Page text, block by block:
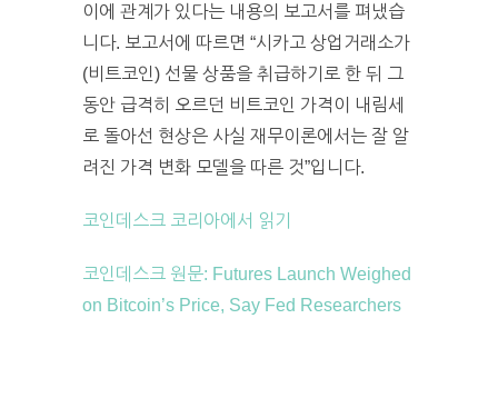
이에 관계가 있다는 내용의 보고서를 펴냈습
니다. 보고서에 따르면 “시카고 상업거래소가
(비트코인) 선물 상품을 취급하기로 한 뒤 그
동안 급격히 오르던 비트코인 가격이 내림세
로 돌아선 현상은 사실 재무이론에서는 잘 알
려진 가격 변화 모델을 따른 것”입니다.
코인데스크 코리아에서 읽기
코인데스크 원문: Futures Launch Weighed
on Bitcoin’s Price, Say Fed Researchers